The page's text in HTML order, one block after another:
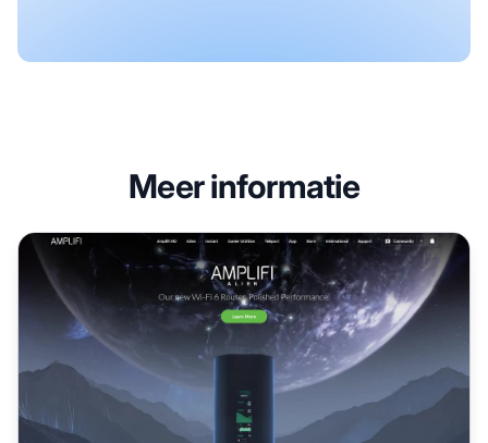
Meer informatie
AmpliFi Affiliate Programma